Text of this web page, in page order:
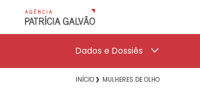
Dados e Dossiês
INÍCIO MULHERES DE OLHO